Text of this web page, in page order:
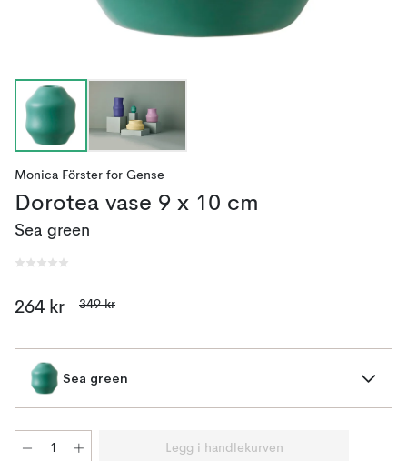
Monica Förster for Gense
Dorotea vase 9 x 10 cm
Sea green
264 kr 349 kr
Sea green
Legg i handlekurven